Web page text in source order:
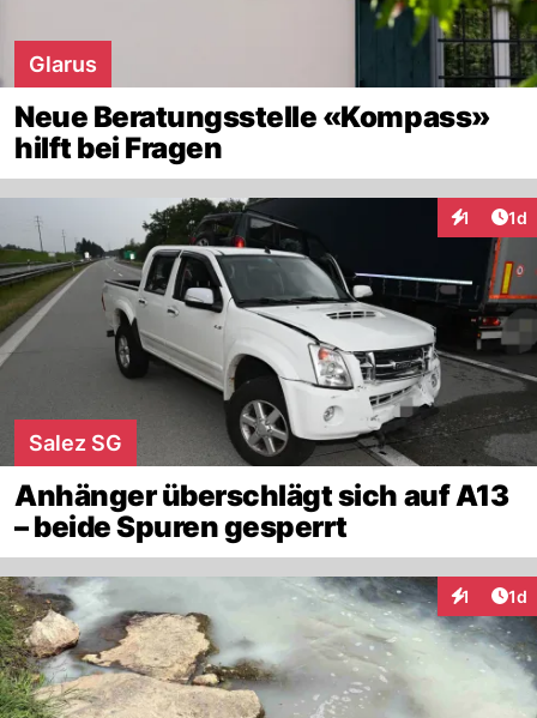
Glarus
Neue Beratungsstelle «Kompass»
hilft bei Fragen
1 1d
Salez SG
Anhänger überschlägt sich auf A13
– beide Spuren gesperrt
1 1d